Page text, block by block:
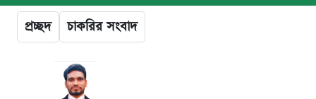
প্রচ্ছদ চাকরির সংবাদ